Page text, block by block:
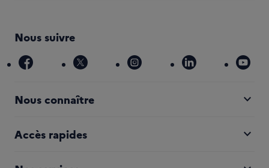
Nous suivre
facebook x instagram linkedin
Nous connaître expand_more
Accès rapides expand_more